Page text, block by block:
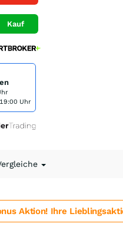
Kauf
Uhr
Aktion! Ihre